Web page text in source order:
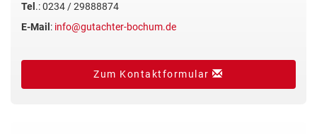
Tel .: 0234 / 29888874
E-Mail : info@gutachter-bochum.de
Zum Kontaktformular